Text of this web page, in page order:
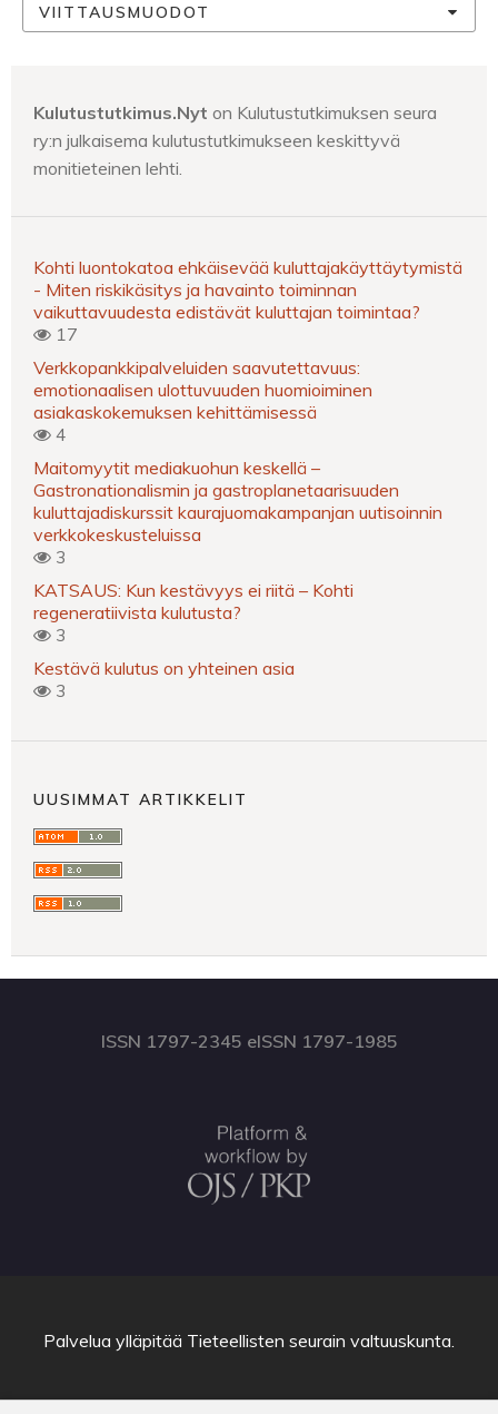
VIITTAUSMUODOT
Kulutustutkimus.Nyt on Kulutustutkimuksen seura
ry:n julkaisema kulutustutkimukseen keskittyvä
monitieteinen lehti.
Kohti luontokatoa ehkäisevää kuluttajakäyttäytymistä
- Miten riskikäsitys ja havainto toiminnan
vaikuttavuudesta edistävät kuluttajan toimintaa?
17
Verkkopankkipalveluiden saavutettavuus:
emotionaalisen ulottuvuuden huomioiminen
asiakaskokemuksen kehittämisessä
4
Maitomyytit mediakuohun keskellä –
Gastronationalismin ja gastroplanetaarisuuden
kuluttajadiskurssit kaurajuomakampanjan uutisoinnin
verkkokeskusteluissa
3
KATSAUS: Kun kestävyys ei riitä – Kohti
regeneratiivista kulutusta?
3
Kestävä kulutus on yhteinen asia
3
UUSIMMAT ARTIKKELIT
ISSN 1797-2345 eISSN 1797-1985
Palvelua ylläpitää Tieteellisten seurain valtuuskunta.